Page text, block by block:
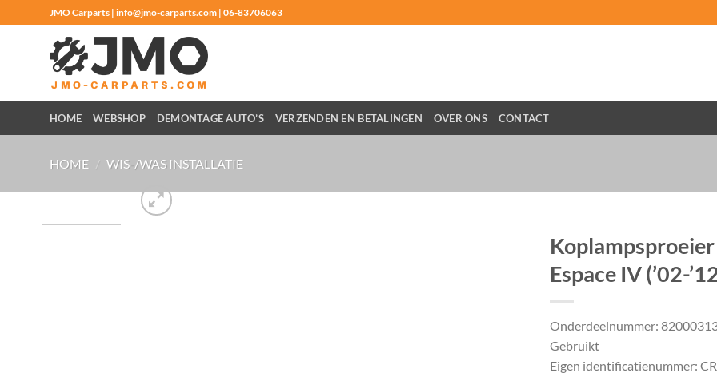
naar
JMO Carparts | info@jmo-carparts.com | 06-83706063
HOME WEBSHOP DEMONTAGE AUTO’S VERZENDEN EN BETALINGEN OVER ONS CONTACT
HOME / WIS-/WAS INSTALLATIE
Espace IV (’02-
Onderdeelnummer:
Gebruikt
Eigen identificatienummer: